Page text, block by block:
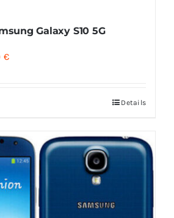
Galaxy S10 5G
€
Details